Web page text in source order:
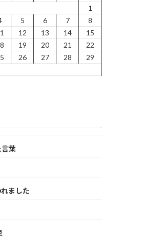
1
5 6 7
8
12 13 14
15
19 20 21
22
26 27 28
29
葉
ました